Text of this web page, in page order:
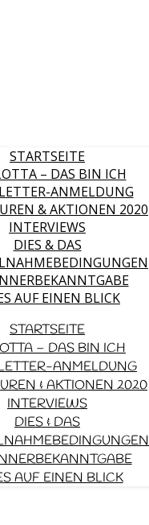
STARTSEITE
– DAS BIN ICH
ANMELDUNG
& AKTIONEN 2020
INTERVIEWS
DIES & DAS
AUF EINEN BLICK
STARTSEITE
– DAS BIN ICH
ANMELDUNG
& AKTIONEN 2020
INTERVIEWS
DIES & DAS
AUF EINEN BLICK